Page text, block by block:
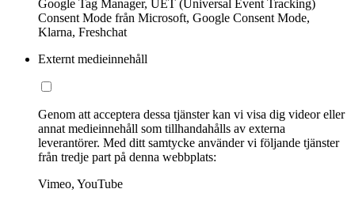
Google Tag Manager, UET (Universal Event Tracking)
Consent Mode från Microsoft, Google Consent Mode,
Klarna, Freshchat
Externt medieinnehåll
Genom att acceptera dessa tjänster kan vi visa dig videor eller
annat medieinnehåll som tillhandahålls av externa
leverantörer. Med ditt samtycke använder vi följande tjänster
från tredje part på denna webbplats:
Vimeo, YouTube